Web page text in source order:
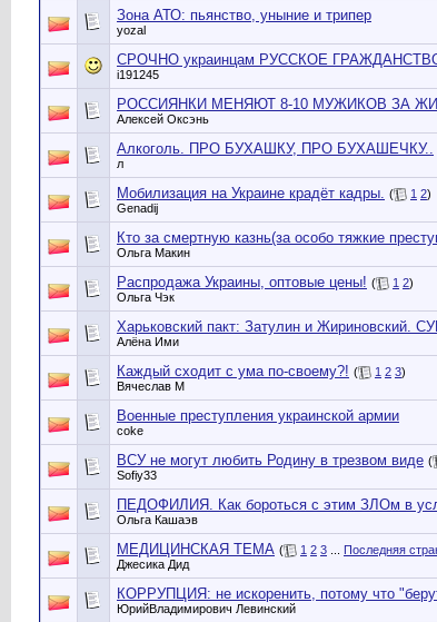
Зона АТО: пьянство, уныние и трипер
yozal
СРОЧНО украинцам РУССКОЕ
i191245
РОССИЯНКИ МЕНЯЮТ 8-10 МУЖИКОВ ЗА
Алексей Оксэнь
Алкоголь. ПРО БУХАШКУ, ПРО БУХАШЕЧКУ..
л
Мобилизация на Украине крадёт кадры. ( 1 2)
Genadij
Кто за смертную казнь(за особо тяжкие
Ольга Макин
Распродажа Украины, оптовые цены! ( 1 2)
Ольга Чэк
Харьковский пакт: Затулин и Жириновский.
Алёна Ими
Каждый сходит с ума по-своему?! ( 1 2 3)
Вячеслав М
Военные преступления украинской армии
coke
ВСУ не могут любить Родину в трезвом виде (
Sofiy33
ПЕДОФИЛИЯ. Как бороться с этим ЗЛОм в
Ольга Кашаэв
МЕДИЦИНСКАЯ ТЕМА ( 1 2 3 Последняя
Джесика Дид
КОРРУПЦИЯ: не искоренить, потому что
ЮрийВладимирович Левинский